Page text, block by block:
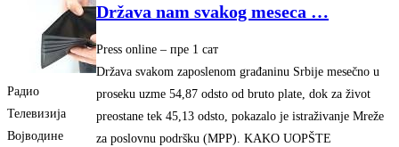
Радио
Телевизија
Војводине
Država nam svakog meseca …
Press online – ‎пре 1 сат‎
Država svakom zaposlenom građaninu Srbije mesečno u
proseku uzme 54,87 odsto od bruto plate, dok za život
preostane tek 45,13 odsto, pokazalo je istraživanje Mreže
za poslovnu podršku (MPP). KAKO UOPŠTE